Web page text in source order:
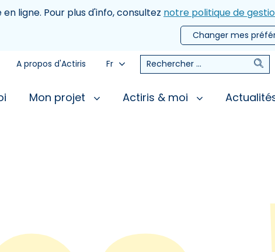
ligne. Pour plus d'info, consultez notre politique de
Changer mes
A propos d'Actiris Fr Rechercher
Mon projet Actiris & moi